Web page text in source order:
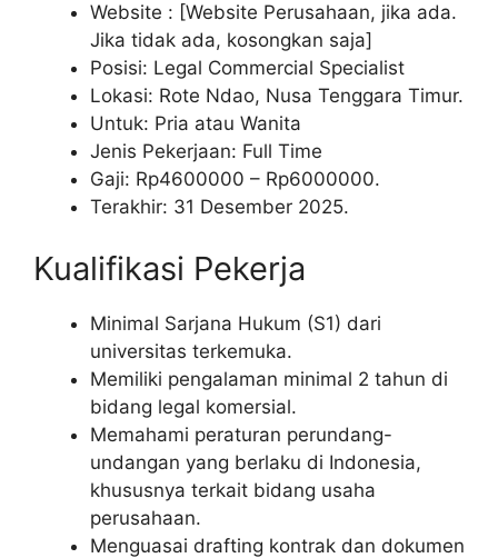
Website : [Website Perusahaan, jika ada.
Jika tidak ada, kosongkan saja]
Posisi: Legal Commercial Specialist
Lokasi: Rote Ndao, Nusa Tenggara Timur.
Untuk: Pria atau Wanita
Jenis Pekerjaan: Full Time
Gaji: Rp4600000 – Rp6000000.
Terakhir: 31 Desember 2025.
Kualifikasi Pekerja
Minimal Sarjana Hukum (S1) dari
universitas terkemuka.
Memiliki pengalaman minimal 2 tahun di
bidang legal komersial.
Memahami peraturan perundang-
undangan yang berlaku di Indonesia,
khususnya terkait bidang usaha
perusahaan.
Menguasai drafting kontrak dan dokumen